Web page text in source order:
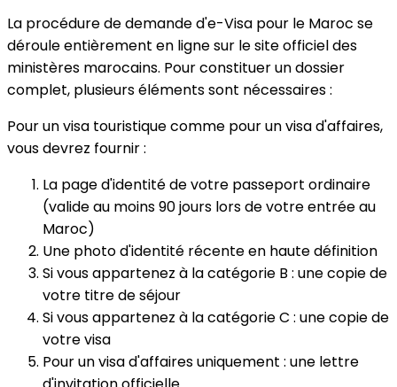
La procédure de demande d'e-Visa pour le Maroc se
déroule entièrement en ligne sur le site officiel des
ministères marocains. Pour constituer un dossier
complet, plusieurs éléments sont nécessaires :
Pour un visa touristique comme pour un visa d'affaires,
vous devrez fournir :
La page d'identité de votre passeport ordinaire
(valide au moins 90 jours lors de votre entrée au
Maroc)
Une photo d'identité récente en haute définition
Si vous appartenez à la catégorie B : une copie de
votre titre de séjour
Si vous appartenez à la catégorie C : une copie de
votre visa
Pour un visa d'affaires uniquement : une lettre